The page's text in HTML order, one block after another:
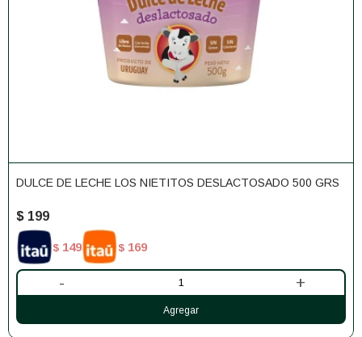
DULCE DE LECHE LOS NIETITOS DESLACTOSADO 500 GRS
$ 199
$ 149 $ 169
- +